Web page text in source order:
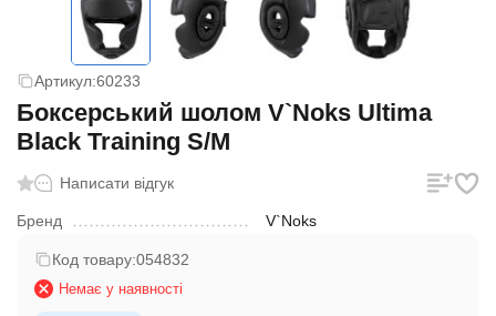
Артикул:60233
Боксерський шолом V`Noks Ultima
Black Training S/M
Написати відгук
Бренд V`Noks
Код товару:054832
Немає у наявності